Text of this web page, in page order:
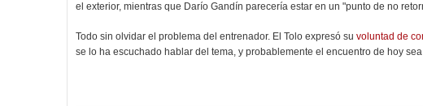
el exterior, mientras que Darío Gandín parecería estar en un "punto de no
Todo sin olvidar el problema del entrenador. El Tolo expresó su voluntad de
se lo ha escuchado hablar del tema, y probablemente el encuentro de hoy